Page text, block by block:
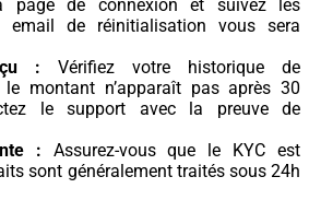
page de connexion et suivez les
email de réinitialisation vous sera
: Vérifiez votre historique de
montant n’apparaît pas après 30
le support avec la preuve de
: Assurez-vous que le KYC est
sont généralement traités sous 24h